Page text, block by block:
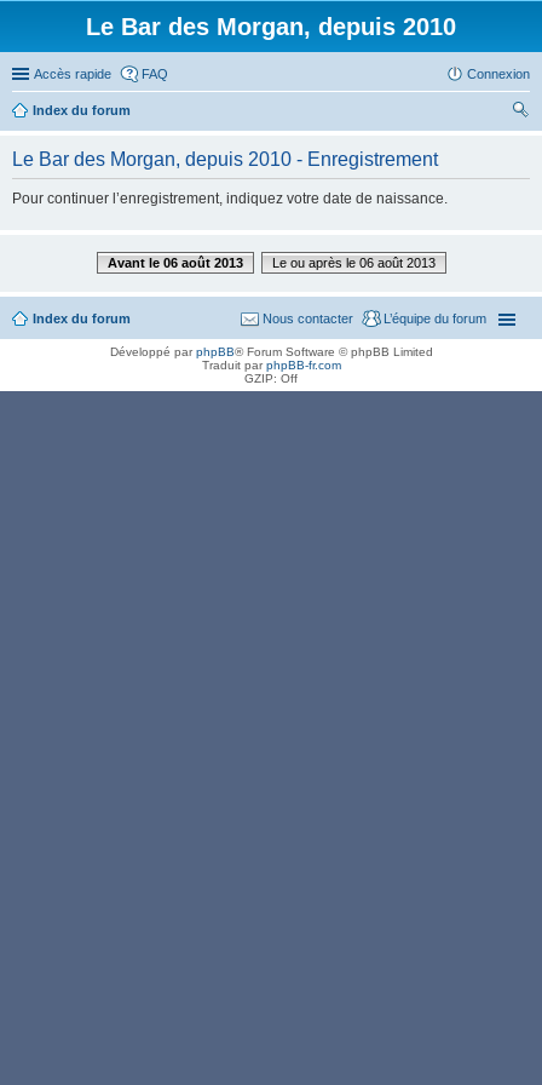
Le Bar des Morgan, depuis 2010
Accès rapide FAQ Connexion
Index du forum
Le Bar des Morgan, depuis 2010 - Enregistrement
Pour continuer l’enregistrement, indiquez votre date de naissance.
Avant le 06 août 2013 Le ou après le 06 août 2013
Index du forum L’équipe du forum
Nous contacter
Développé parphpBB® Forum Software © phpBB Limited
Traduit parphpBB-fr.com
GZIP: Off